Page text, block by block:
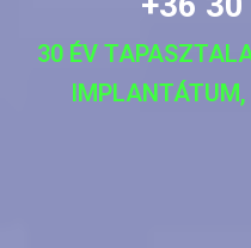
30 ÉV
IMPLANTÁTUM,